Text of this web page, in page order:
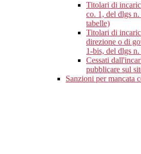
Titolari di
co. 1, del dlgs
tabelle)
Titolari di
direzione o di
1-bis, del dlgs
Cessati
pubblicare sul
Sanzioni per mancata